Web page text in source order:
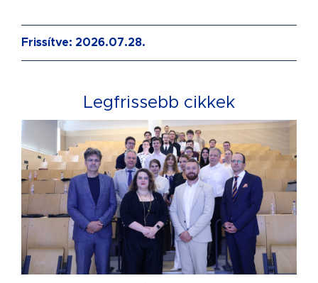
Frissítve: 2026.07.28.
Legfrissebb cikkek